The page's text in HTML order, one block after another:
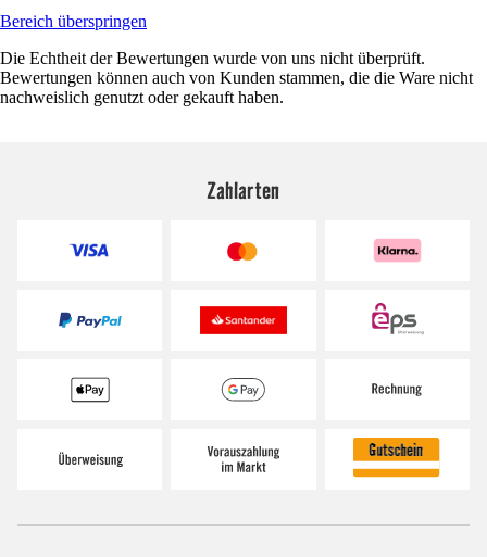
Bereich überspringen
Die Echtheit der Bewertungen wurde von uns nicht überprüft.
Bewertungen können auch von Kunden stammen, die die Ware nicht
nachweislich genutzt oder gekauft haben.
Zahlarten